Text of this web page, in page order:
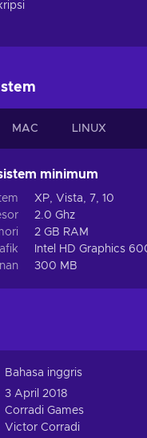
MAC LINUX
minimum
XP, Vista, 7, 10
2.0 Ghz
2 GB RAM
Intel HD Graphics
300 MB
Bahasa inggris
3 April 2018
Corradi Games
Victor Corradi